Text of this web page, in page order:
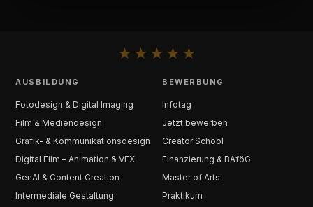
★ ★ ★ ★ ★
AUSBILDUNG
Fotodesign & Digital Imaging
Film & Mediendesign
Grafik- & Kommunikationsdesign
Digital Film – Animation & VFX
GenAI & Content Creation
Intermediale Gestaltung
BEWERBUNG
Infotag
Jetzt bewerben
Creator School
Finanzierung & BAföG
Master of Arts
Praktikum